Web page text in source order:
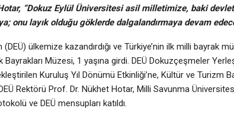
“Dokuz Eylül Üniversitesi asil milletimize, baki
onu layık olduğu göklerde dalgalandırmaya devam
(DEÜ) ülkemize kazandırdığı ve Türkiye’nin ilk milli bayrak
Bayrakları Müzesi, 1 yaşına girdi. DEÜ Dokuzçeşmeler
Kuruluş Yıl Dönümü Etkinliği’ne, Kültür ve Turizm
Rektörü Prof. Dr. Nükhet Hotar, Milli Savunma
ve DEÜ mensupları katıldı.